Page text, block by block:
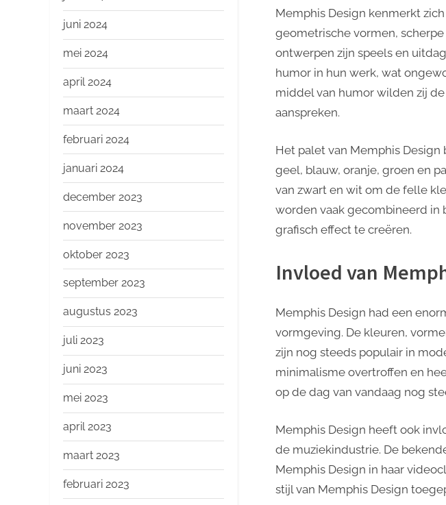
Memphis Design kenmerkt
geometrische vormen,
ontwerpen zijn speels en
humor in hun werk, wat
middel van humor wilden zij
aanspreken.
Het palet van Memphis
geel, blauw, oranje, groen en
van zwart en wit om de felle
worden vaak gecombineerd in
grafisch effect te creëren.
Invloed van
Memphis Design had een
vormgeving. De kleuren,
zijn nog steeds populair in
minimalisme overtroffen en
op de dag van vandaag nog
Memphis Design heeft ook
de muziekindustrie. De
Memphis Design in haar
stijl van Memphis Design
juni 2024
mei 2024
april 2024
maart 2024
februari 2024
januari 2024
december 2023
november 2023
oktober 2023
september 2023
augustus 2023
juli 2023
juni 2023
mei 2023
april 2023
maart 2023
februari 2023